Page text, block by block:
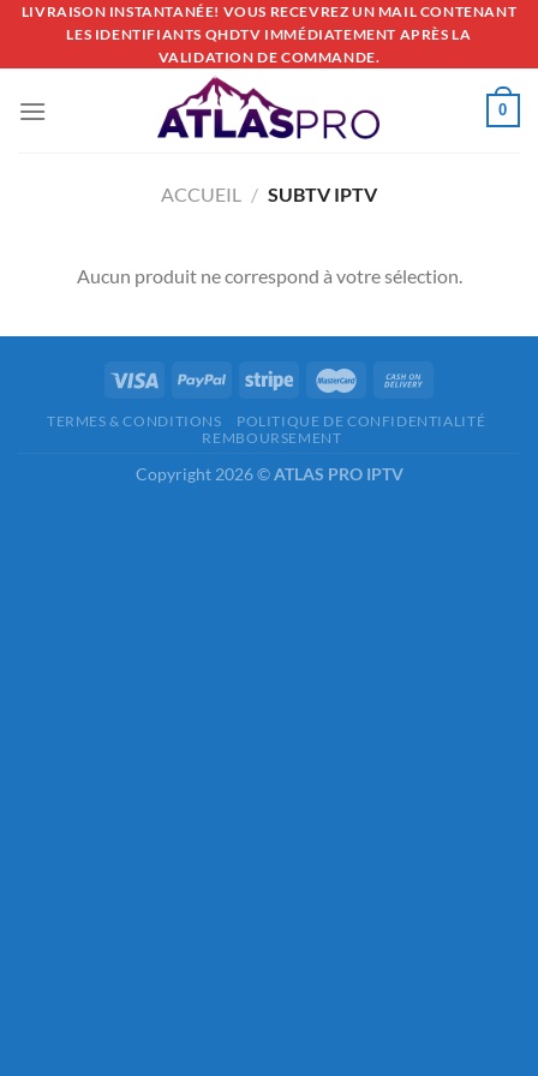
Passer
contenu
LIVRAISON INSTANTANÉE! VOUS RECEVREZ UN MAIL CONTENANT
LES IDENTIFIANTS QHDTV IMMÉDIATEMENT APRÈS LA
VALIDATION DE COMMANDE.
0
ACCUEIL / SUBTV IPTV
Aucun produit ne correspond à votre sélection.
TERMES & CONDITIONS
POLITIQUE DE CONFIDENTIALITÉ
REMBOURSEMENT
Copyright 2026 ©ATLAS PRO IPTV